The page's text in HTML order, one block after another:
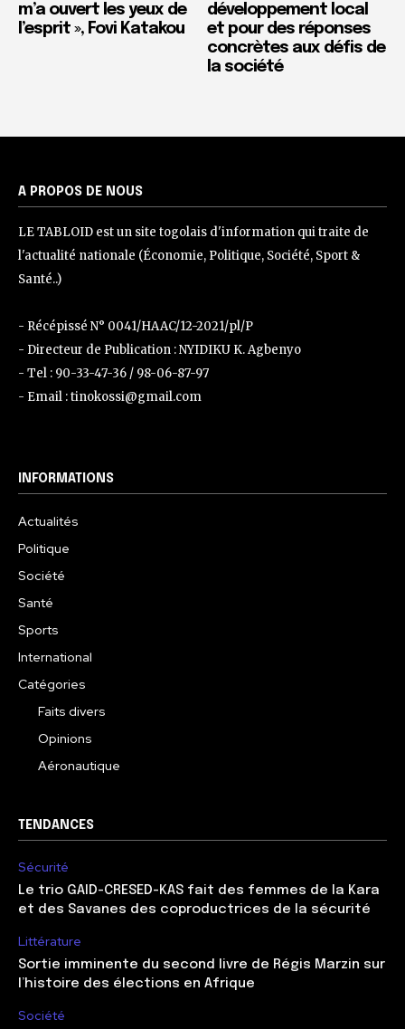
m’a ouvert les yeux de
l’esprit », Fovi Katakou
développement local
et pour des réponses
concrètes aux défis de
la société
A PROPOS DE NOUS
LE TABLOID est un site togolais d'information qui traite de
l'actualité nationale (Économie, Politique, Société, Sport &
Santé..)
- Récépissé N° 0041/HAAC/12-2021/pl/P
- Directeur de Publication : NYIDIKU K. Agbenyo
- Tel : 90-33-47-36 / 98-06-87-97
- Email : tinokossi@gmail.com
INFORMATIONS
Actualités
Politique
Société
Santé
Sports
International
Catégories
Faits divers
Opinions
Aéronautique
TENDANCES
Sécurité
Le trio GAID-CRESED-KAS fait des femmes de la Kara
et des Savanes des coproductrices de la sécurité
Littérature
Sortie imminente du second livre de Régis Marzin sur
l’histoire des élections en Afrique
Société